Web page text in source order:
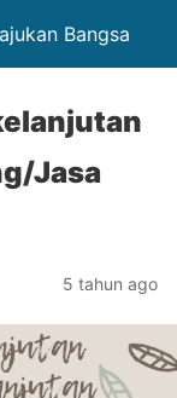
Bangsa
Jasa
5 tahun ago